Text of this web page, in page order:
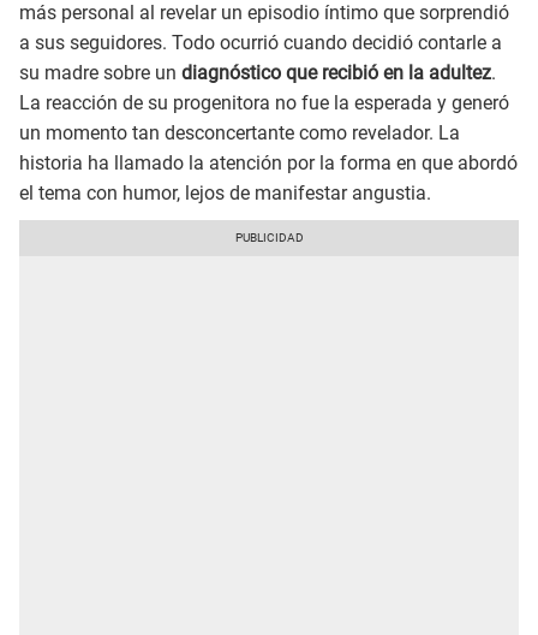
más personal al revelar un episodio íntimo que sorprendió
a sus seguidores. Todo ocurrió cuando decidió contarle a
su madre sobre un diagnóstico que recibió en la adultez.
La reacción de su progenitora no fue la esperada y generó
un momento tan desconcertante como revelador. La
historia ha llamado la atención por la forma en que abordó
el tema con humor, lejos de manifestar angustia.